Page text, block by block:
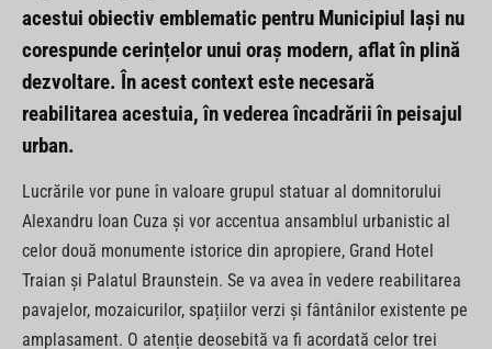
acestui obiectiv emblematic pentru Municipiul Iași nu
corespunde cerințelor unui oraș modern, aflat în plină
dezvoltare. În acest context este necesară
reabilitarea acestuia, în vederea încadrării în peisajul
urban.
Lucrările vor pune în valoare grupul statuar al domnitorului
Alexandru Ioan Cuza și vor accentua ansamblul urbanistic al
celor două monumente istorice din apropiere, Grand Hotel
Traian și Palatul Braunstein. Se va avea în vedere reabilitarea
pavajelor, mozaicurilor, spațiilor verzi și fântânilor existente pe
amplasament. O atenție deosebită va fi acordată celor trei